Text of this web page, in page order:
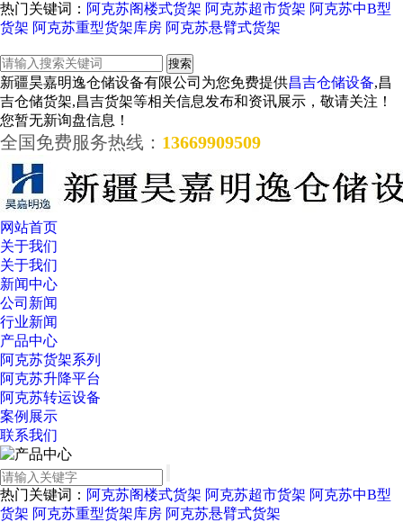
热门关键词： 阿克苏阁楼式货架 阿克苏超市货架 阿克苏中B型
货架 阿克苏重型货架库房 阿克苏悬臂式货架
新疆昊嘉明逸仓储设备有限公司为您免费提供昌吉仓储设备,昌
吉仓储货架,昌吉货架等相关信息发布和资讯展示，敬请关注！
您暂无新询盘信息！
全国免费服务热线： 13669909509
网站首页
关于我们
关于我们
新闻中心
公司新闻
行业新闻
产品中心
阿克苏货架系列
阿克苏升降平台
阿克苏转运设备
案例展示
联系我们
热门关键词： 阿克苏阁楼式货架 阿克苏超市货架 阿克苏中B型
货架 阿克苏重型货架库房 阿克苏悬臂式货架